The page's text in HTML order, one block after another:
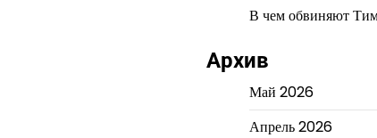
В чем обвиняют
Архив
Май 2026
Апрель 2026